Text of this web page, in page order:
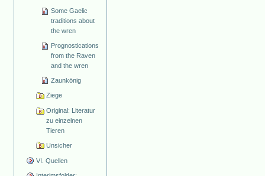
Some Gaelic
traditions about
the wren
Prognostications
from the Raven
and the wren
Zaunkönig
Ziege
Original: Literatur
zu einzelnen
Tieren
Unsicher
VI. Quellen